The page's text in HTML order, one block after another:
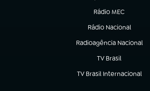
Rádio MEC
(abre em nova aba)
Rádio Nacional
Radioagência Nacional
(abre em nova aba)
TV Brasil
(abre em nova aba)
TV Brasil Internacional
(abre em nova aba)